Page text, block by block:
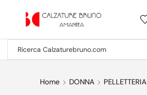
Home DONNA PELLETTERIA